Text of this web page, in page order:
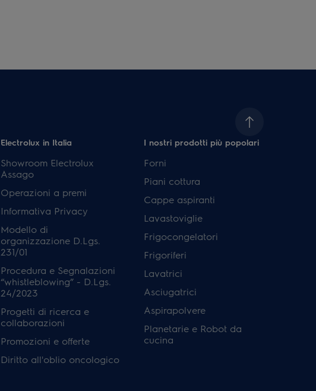
Electrolux in Italia
Showroom Electrolux
Assago
Operazioni a premi
Informativa Privacy
Modello di
organizzazione D.Lgs.
231/01
Procedura e Segnalazioni
“whistleblowing” - D.Lgs.
24/2023
Progetti di ricerca e
collaborazioni
Promozioni e offerte
Diritto all'oblio oncologico
I nostri prodotti più popolari
Forni
Piani cottura
Cappe aspiranti
Lavastoviglie
Frigocongelatori
Frigoriferi
Lavatrici
Asciugatrici
Aspirapolvere
Planetarie e Robot da
cucina